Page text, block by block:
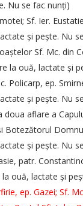
Nu se fac nunți)
Sf. Ier.
și pește. Nu
Sf. Mc. din
la ouă, lactate și
ep.
și pește. Nu
aflare a
Botezătorul
și pește. Nu
patr.
ouă, lactate și
ep. Gazei; Sf.